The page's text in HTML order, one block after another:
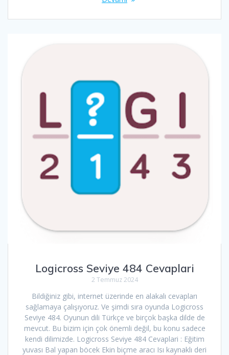
Logicross Seviye 484 Cevaplari
2 Temmuz 2024
Bildiğiniz gibi, internet üzerinde en alakalı cevapları
sağlamaya çalışıyoruz. Ve şimdi sıra oyunda Logicross
Seviye 484. Oyunun dili Türkçe ve birçok başka dilde de
mevcut. Bu bizim için çok önemli değil, bu konu sadece
kendi dilimizde. Logicross Seviye 484 Cevaplari : Eğitim
yuvası Bal yapan böcek Ekin biçme aracı Isı kaynaklı deri